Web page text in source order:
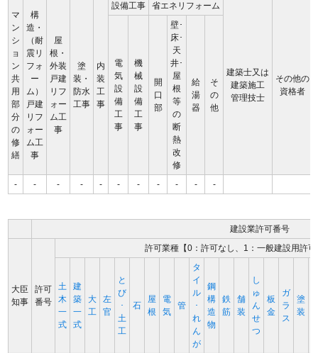
マ
ン
シ
ョ
ン
共
用
部
分
の
修
繕
構
造・
（耐
震リ
フォ
ー
ム）
戸建
リフ
ォー
ム工
事
屋
根・
外装
戸建
リフ
ォー
ム工
事
塗
装・
防水
工事
内
装
工
事
設備工事 省エネリフォーム
建築士又は
建築施工
管理技士
その他の
資格者
電
気
設
備
工
事
機
械
設
備
工
事
開
口
部
壁･
床･
天
井･
屋
根
等
の
断
熱
改
修
給
湯
器
そ
の
他
- - - - - - - - - - -
建設業許可番号
大臣
知事
許可
番号
許可業種【0：許可なし、1：一般建設用許
土
木
一
式
建
築
一
式
大
工
左
官
と
び
･
土
工
石
屋
根
電
気
管
タ
イ
ル
･
れ
ん
が
鋼
構
造
物
鉄
筋
舗
装
し
ゅ
ん
せ
つ
板
金
ガ
ラ
ス
塗
装